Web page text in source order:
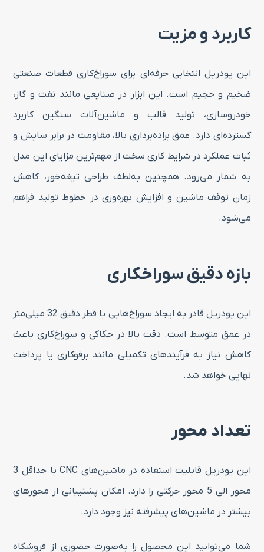
کاربرد و مزیت
این یودریل انتخابی حرفه‌ای برای سوراخ‌کاری قطعات صنعتی
ضخیم و حجیم است. این ابزار در صنایعی مانند نفت و گاز،
خودروسازی، تولید قالب و ماشین‌آلات سنگین کاربرد
گسترده‌ای دارد. عمق براده‌برداری بالا، مقاومت در برابر سایش و
ثبات عملکرد در شرایط کاری سخت از مهم‌ترین مزایای این مدل
به شمار می‌رود. همچنین به‌لطف طراحی تیغه‌خور، کاهش
زمان توقف ماشین و افزایش بهره‌وری در خطوط تولید فراهم
می‌شود.
بازه دقیق سوراخکاری
این یودریل قادر به ایجاد سوراخ‌هایی با قطر دقیق 32 میلی‌متر
در عمق متوسط است. دقت بالا در حکاکی و سوراخ‌کاری باعث
کاهش نیاز به فرآیندهای تکمیلی مانند برقو‌کاری یا پرداخت
نهایی خواهد شد.
تعداد محور
این یودریل قابلیت استفاده در ماشین‌های CNC با حداقل 3
محور الی 5 محور حرکتی را دارد. امکان پشتیبانی از محورهای
بیشتر در ماشین‌های پیشرفته نیز وجود دارد.
شما می‌توانید این محصول را به‌صورت حضوری از فروشگاه